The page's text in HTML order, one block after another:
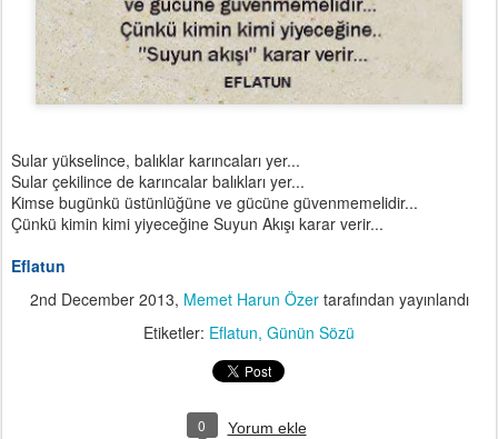
Sular yükselince, balıklar karıncaları yer...
Sular çekilince de karıncalar balıkları yer...
Kimse bugünkü üstünlüğüne ve gücüne güvenmemelidir...
Çünkü kimin kimi yiyeceğine Suyun Akışı karar verir...
Eflatun
2nd December 2013, Memet Harun Özertarafından yayınlandı
Etiketler: Eflatun Günün Sözü
0 Yorum ekle